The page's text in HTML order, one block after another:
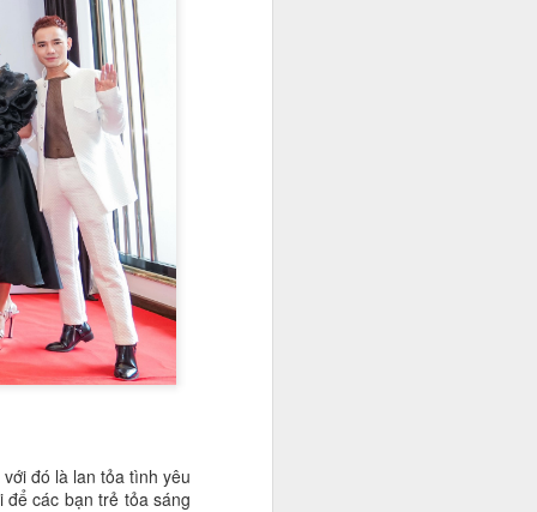
đó là lan tỏa tình yêu
các bạn trẻ tỏa sáng